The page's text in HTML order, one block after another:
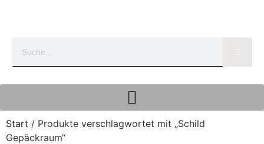
Start / Produkte verschlagwortet mit „Schild
Gepäckraum“